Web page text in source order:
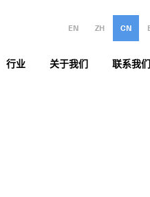
EN ZH CN
行业 关于我们 联系我们